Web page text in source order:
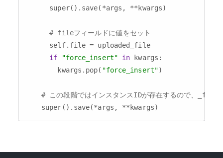
      super().save(*args, **kwargs)
# fileフィールドに値をセット
      self.file = uploaded_file
if
"force_insert" in kwargs:
        kwargs.pop(
"force_insert")
# この段階ではインスタンスIDが存在するので、